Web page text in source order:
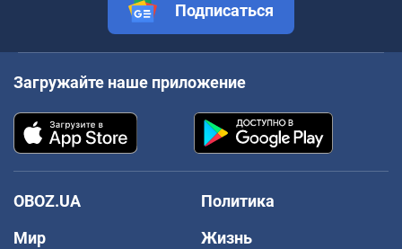
Подписаться
Загружайте наше приложение
OBOZ.UA
Политика
Мир
Жизнь